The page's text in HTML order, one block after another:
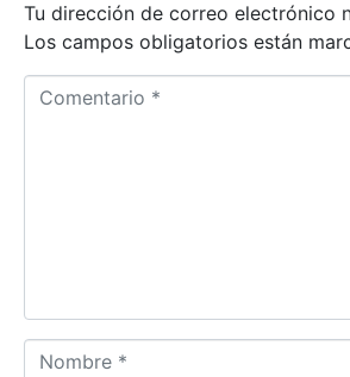
Tu dirección de correo electrónico
Los campos obligatorios están
i
o